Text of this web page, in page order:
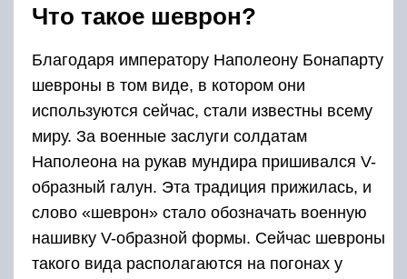
Что такое шеврон?
Благодаря императору Наполеону Бонапарту
шевроны в том виде, в котором они
используются сейчас, стали известны всему
миру. За военные заслуги солдатам
Наполеона на рукав мундира пришивался V-
образный галун. Эта традиция прижилась, и
слово «шеврон» стало обозначать военную
нашивку V-образной формы. Сейчас шевроны
такого вида располагаются на погонах у